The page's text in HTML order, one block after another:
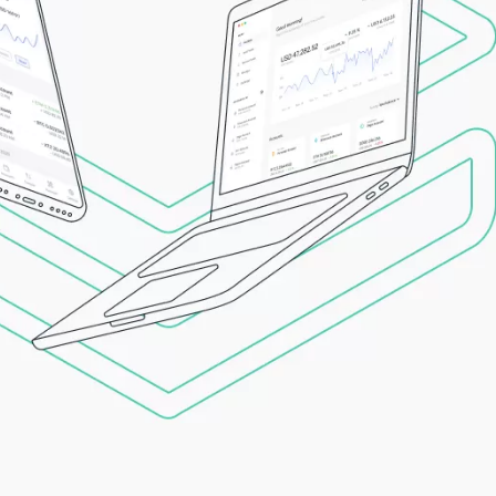
Comparer les signers
Ledger
Cryptos prises en charge
Qu’est-ce qu’un wallet crypto ?